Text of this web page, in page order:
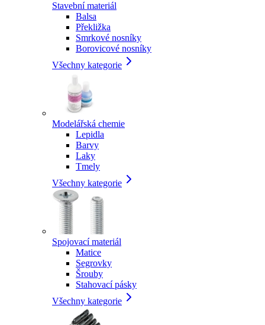
Stavební materiál
Balsa
Překližka
Smrkové nosníky
Borovicové nosníky
Všechny kategorie
Modelářská chemie
Lepidla
Barvy
Laky
Tmely
Všechny kategorie
Spojovací materiál
Matice
Segrovky
Šrouby
Stahovací pásky
Všechny kategorie